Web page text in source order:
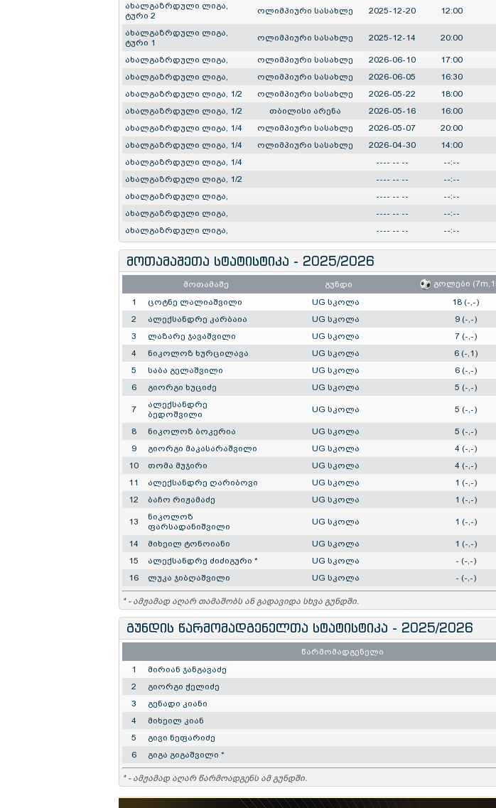
ახალგაზრდული ლიგა,
ტური 2
ოლიმპიური სასახლე 2025-12-20 12:00
ახალგაზრდული ლიგა,
ტური 1
ოლიმპიური სასახლე 2025-12-14 20:00
ახალგაზრდული ლიგა, ოლიმპიური სასახლე 2026-06-10 17:00
ახალგაზრდული ლიგა,
ოლიმპიური სასახლე 2026-06-05 16:30
ახალგაზრდული ლიგა, 1/2
ოლიმპიური სასახლე 2026-05-22 18:00
ახალგაზრდული ლიგა, 1/2
თბილისი არენა 2026-05-16 16:00
ახალგაზრდული ლიგა, 1/4
ოლიმპიური სასახლე 2026-05-07 20:00
ახალგაზრდული ლიგა, 1/4
ოლიმპიური სასახლე 2026-04-30 14:00
ახალგაზრდული ლიგა, 1/4
---- -- -- --:--
ახალგაზრდული ლიგა, 1/2
---- -- -- --:--
ახალგაზრდული ლიგა,
---- -- -- --:--
ახალგაზრდული ლიგა,
---- -- -- --:--
ახალგაზრდული ლიგა,
---- -- -- --:--
მოთამაშეთა სტატისტიკა - 2025/2026
მოთამაშე გუნდი გოლები
1
ცოტნე ლალიაშვილი UG სკოლა 18 (-,-)
2
ალექსანდრე კარბაია UG სკოლა 9 (-,-)
3
ლაზარე ჯავაშვილი UG სკოლა 7 (-,-)
4
ნიკოლოზ ხურცილავა UG სკოლა 6 (-,1)
5
საბა გელაშვილი UG სკოლა 6 (-,-)
6
გიორგი ხუციძე UG სკოლა 5 (-,-)
7
ალექსანდრე
ბედოშვილი
UG სკოლა 5 (-,-)
8 ნიკოლოზ ბოკერია UG სკოლა 5 (-,-)
9
გიორგი მაკასარაშვილი UG სკოლა 4 (-,-)
10
თომა მუჯირი UG სკოლა 4 (-,-)
11
ალექსანდრე ღარიბოვი UG სკოლა 1 (-,-)
12
ბაჩო რიჟამაძე UG სკოლა 1 (-,-)
13
ნიკოლოზ
ფარსადანიშვილი
UG სკოლა 1 (-,-)
14 მიხეილ ტონოიანი UG სკოლა 1 (-,-)
15
ალექსანდრე ძიძიგური * UG სკოლა - (-,-)
16
ლუკა ჯიბღაშვილი UG სკოლა - (-,-)
* - ამჟამად აღარ თამაშობს ან გადავიდა სხვა გუნდში.
გუნდის წარმომადგენელთა სტატისტიკა - 2025/2026
წარმომადგენელი
1
მირიან ჯანგავაძე
2
გიორგი ჭელიძე
3
გენადი კიანი
4
მიხეილ კიან
5
გივი ნეფარიძე
6
გიგა გიგაშვილი *
* - ამჟამად აღარ წარმოადგენს ამ გუნდში.